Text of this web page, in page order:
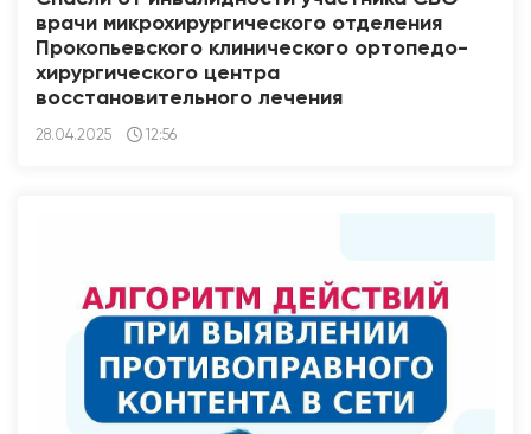
врачи микрохирургического отделения
Прокопьевского клинического ортопедо-
хирургического центра
восстановительного лечения
28.04.2025 12:56